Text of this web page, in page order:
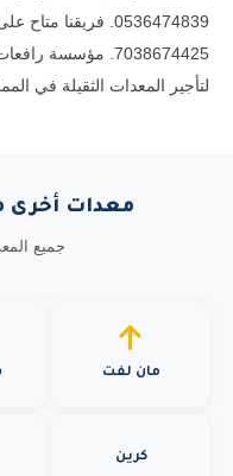
0536474839.
7038674425.
لتأجير المعدات الثقيلة في
معدات أخرى
جميع
مان لفت
كرين